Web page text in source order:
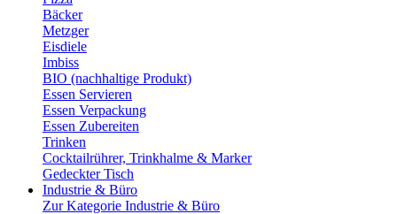
Bäcker
Metzger
Eisdiele
Imbiss
BIO (nachhaltige Produkt)
Essen Servieren
Essen Verpackung
Essen Zubereiten
Trinken
Cocktailrührer, Trinkhalme & Marker
Gedeckter Tisch
Industrie & Büro
Zur Kategorie Industrie & Büro